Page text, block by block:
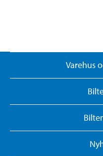
Varehus